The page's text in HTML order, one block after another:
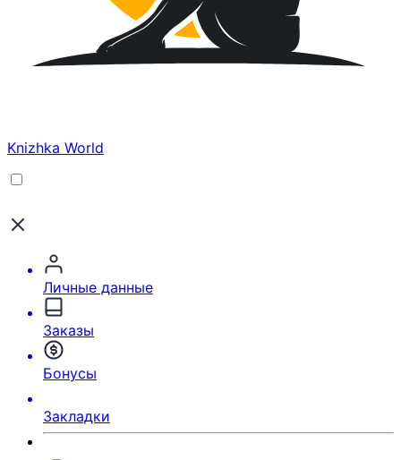
Knizhka World
Личные данные
Заказы
Бонусы
Закладки